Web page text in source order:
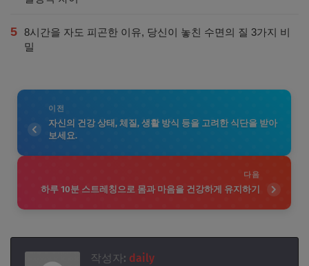
5 8시간을 자도 피곤한 이유, 당신이 놓친 수면의 질 3가지 비
밀
이전
자신의 건강 상태, 체질, 생활 방식 등을 고려한 식단을 받아
보세요.
다음
하루 10분 스트레칭으로 몸과 마음을 건강하게 유지하기
작성자: daily